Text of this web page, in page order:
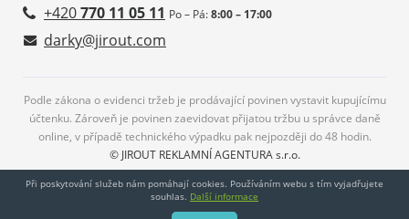
+420770 11 05 11 Po – Pá:8:00 – 17:00
darky@jirout.com
Podle zákona o evidenci tržeb je prodávající povinen vystavit kupujícímu
účtenku. Zároveň je povinen zaevidovat přijatou tržbu u správce daně
online, v případě technického výpadku pak nejpozději do 48 hodin.
© JIROUT REKLAMNÍ AGENTURA s.r.o.
Při poskytování služeb nám pomáhají cookies. Používáním webu s tím vyjadřujete
souhlas. Další informace